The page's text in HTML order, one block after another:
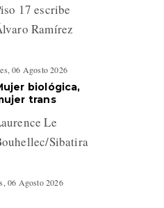
17 escribe
Ramírez
06 Agosto 2026
biológica,
trans
Le
Sibatira
06 Agosto 2026